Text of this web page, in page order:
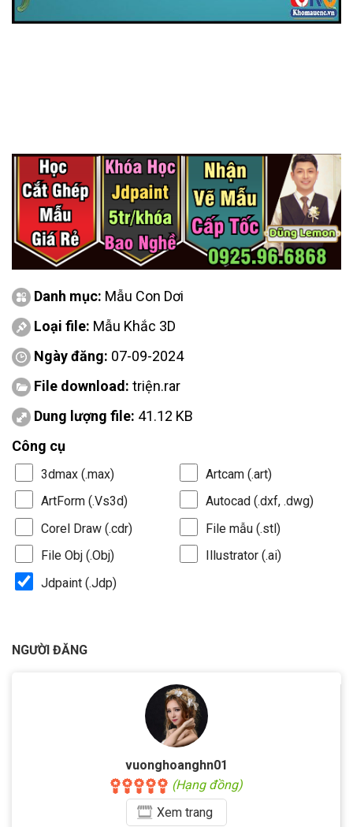
Danh mục: Mẫu Con Dơi
Loại file: Mẫu Khắc 3D
Ngày đăng: 07-09-2024
File download: triện.rar
Dung lượng file: 41.12 KB
Công cụ
3dmax (.max)
Artcam (.art)
ArtForm (.Vs3d)
Autocad (.dxf, .dwg)
Corel Draw (.cdr)
File mẫu (.stl)
File Obj (.Obj)
Illustrator (.ai)
Jdpaint (.Jdp)
NGƯỜI ĐĂNG
vuonghoanghn01
(Hạng đồng)
Xemtrang